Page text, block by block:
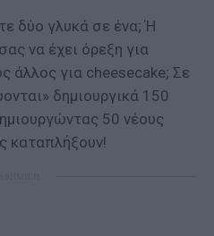
δύο γλυκά σε ένα; Ή
να έχει όρεξη για
άλλος για cheesecake; Σε
δημιουργικά 150
50 νέους
καταπλήξουν!